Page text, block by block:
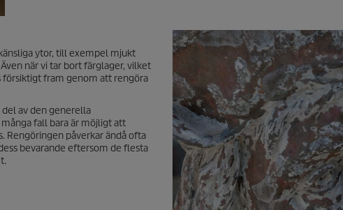
ytor, till exempel mjukt
när vi tar bort färglager, vilket
försiktigt fram genom att rengöra
av den generella
fall bara är möjligt att
påverkar ändå ofta
bevarande eftersom de flesta